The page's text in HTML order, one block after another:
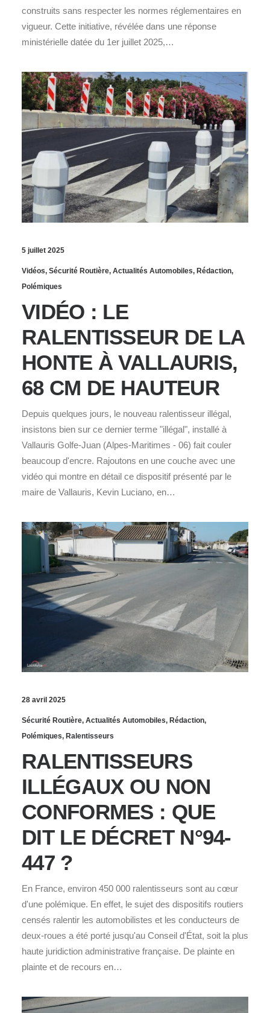
construits sans respecter les normes réglementaires en
vigueur. Cette initiative, révélée dans une réponse
ministérielle datée du 1er juillet 2025,…
5 juillet 2025
Vidéos, Sécurité Routière, Actualités Automobiles, Rédaction,
Polémiques
VIDÉO : LE
RALENTISSEUR DE LA
HONTE À VALLAURIS,
68 CM DE HAUTEUR
Depuis quelques jours, le nouveau ralentisseur illégal,
insistons bien sur ce dernier terme "illégal", installé à
Vallauris Golfe-Juan (Alpes-Maritimes - 06) fait couler
beaucoup d'encre. Rajoutons en une couche avec une
vidéo qui montre en détail ce dispositif présenté par le
maire de Vallauris, Kevin Luciano, en…
28 avril 2025
Sécurité Routière, Actualités Automobiles, Rédaction,
Polémiques, Ralentisseurs
RALENTISSEURS
ILLÉGAUX OU NON
CONFORMES : QUE
DIT LE DÉCRET N°94-
447 ?
En France, environ 450 000 ralentisseurs sont au cœur
d'une polémique. En effet, le sujet des dispositifs routiers
censés ralentir les automobilistes et les conducteurs de
deux-roues a été porté jusqu'au Conseil d'État, soit la plus
haute juridiction administrative française. De plainte en
plainte et de recours en…